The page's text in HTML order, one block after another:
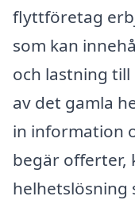
flyttföretag
som kan
och lastning
av det gamla
in information
begär offerter,
helhetslösning